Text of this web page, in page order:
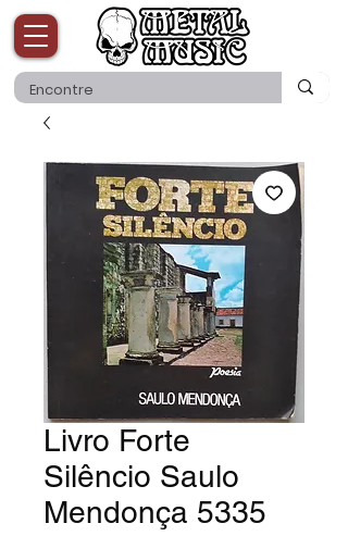
Livro Forte
Silêncio Saulo
Mendonça 5335